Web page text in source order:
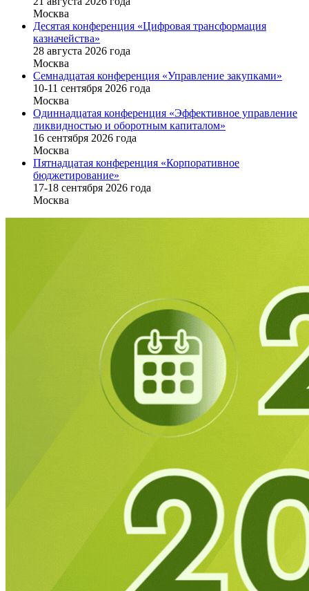
Москва
Десятая конференция «Цифровая трансформация
казначейства»
28 августа 2026 года
Москва
Семнадцатая конференция «Управление закупками»
10-11 сентября 2026 года
Москва
Одиннадцатая конференция «Эффективное управление
ликвидностью и оборотным капиталом»
16 cентября 2026 года
Москва
Пятнадцатая конференция «Корпоративное
бюджетирование»
17-18 сентября 2026 года
Москва